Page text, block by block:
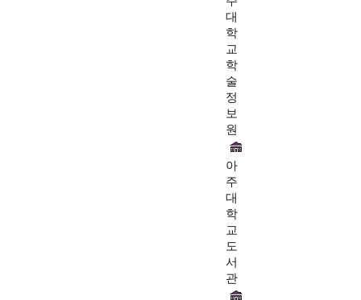
대
학
교
학
술
정
보
원
아
주
대
학
교
도
서
관